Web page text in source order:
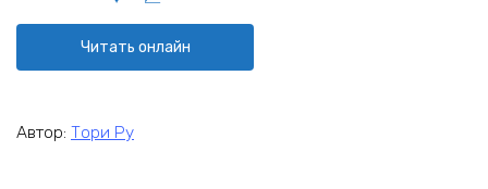
Читать онлайн
Автор: Тори Ру